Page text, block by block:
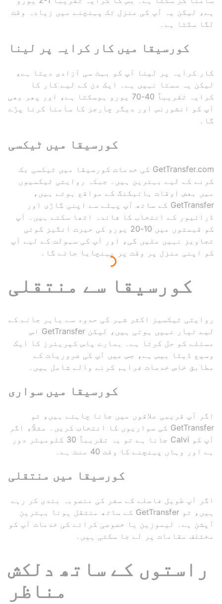
ہے، لیکن یہ آپ کی منزل تک پہنچنے میں زیادہ وقت
لگا سکتا ہے۔
کورسیقا میں کار کرایہ پر لینا
کار کرایہ پر لینا آپ کو بہت سی آزادی دیتا ہے،
لیکن یہ سستا نہیں ہے۔ ایک دن کے لیے کار کا
کرایہ تقریباً 40-70 یورو ہوسکتا ہے، اور پھر بھی
آپ کو انشورنس اور دیگر چارجز کا سامنا کرنا پڑے
گا۔
کورسیقا میں ٹیکسی
GetTransfer.com کی خدمات کورسیقا میں ٹیکسی بک
کرنے کے لیے بہترین ہیں۔ جبکہ روایتی ٹیکسیوں
میں بعض اوقات ہائیکنگ کے مواقع ہوتے ہیں،
GetTransfer کے ساتھ آپ پہلے سے اپنی گاڑی اور
ڈرائیور کے انتخاب کا فائدہ اٹھا سکتے ہیں۔ آپ
کو قیمتوں میں 10-20 یورو کی حیرت انگیز کوئی
تجاویز نہیں ملیں گی، اور آپ کی سہولت کے لیے آپ
کو اپنی منزل پر وقت پر پہنچایا جائے گا۔
کورسیقا سے منتقلی
روایتی ٹیکسیز اکثر شہر کی حدود سے باہر جانے کے
لیے تیار نہیں ہوتی ہیں، لیکن GetTransfer اس
مسئلے کو حل کرتا ہے۔ ہمارے پاس کیریئرز کا ایک
وسیع ڈیٹا بیس ہے، جس میں آپ کی ضروریات کے
مطابق خاص خدمات فراہم کرنے والے شامل ہیں۔
کورسیقا میں سواری
اگر آپ قریبی علاقوں میں جانا چاہتے ہیں، تو
GetTransfer کی سواریوں کا انتخاب کریں۔ مثلاً، اگر
آپ کو Calvi جانا ہے تو یہ تقریباً 30 کلومیٹر دور
ہے اور وہاں پہنچنے کا وقت 40 منٹ ہے۔
کورسیقا میں منتقلی
اگر آپ طویل فاصلے کے سفر کی منصوبہ بندی کر رہے
ہیں، تو GetTransfer کے ساتھ منتقل ہونا بہترین
آپشن ہے۔ لیموزین یا خصوصی کرائے کی خدمات آپ کو
مختلف مقامات پر لے جا سکتی ہیں۔
راستوں کے ساتھ دلکش
مناظر